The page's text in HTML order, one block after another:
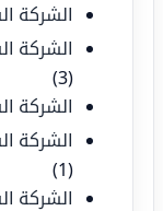
الشركة
الشركة
(3)
الشركة
الشركة
(1)
الشركة